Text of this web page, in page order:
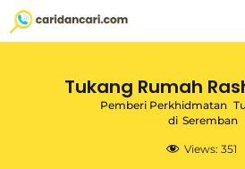
Tukang Rumah
Pemberi Perkhidmatan
di Seremban
Views: 351